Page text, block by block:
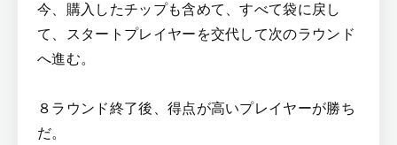
今、購入したチップも含めて、すべて袋に戻し
て、スタートプレイヤーを交代して次のラウンド
へ進む。
８ラウンド終了後、得点が高いプレイヤーが勝ち
だ。